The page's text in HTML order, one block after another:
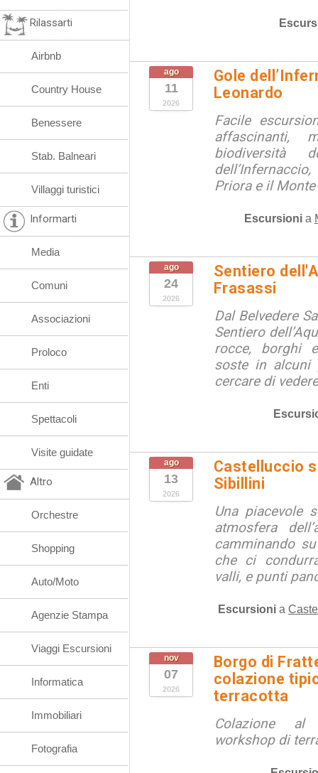
ago
11
2026
Gole
Leonardo
Facile
affascinanti,
biodiversità
Priora e il
Escursioni a
ago
24
2026
Sentiero
Frasassi
Dal Belvedere
Sentiero
rocce, borghi
soste in alcuni
cercare di
ago
13
2026
Castelluccio
Sibillini
Una piacevole
atmosfera
camminando
che ci
valli, e punti
Escursioni a
nov
07
2026
Borgo di
colazione
terracotta
Colazione al
workshop di
Rilassarti
Airbnb
Country House
Benessere
Stab. Balneari
Villaggi turistici
Informarti
Media
Comuni
Associazioni
Proloco
Enti
Spettacoli
Visite guidate
Altro
Orchestre
Shopping
Auto/Moto
Agenzie Stampa
Viaggi Escursioni
Informatica
Immobiliari
Fotografia